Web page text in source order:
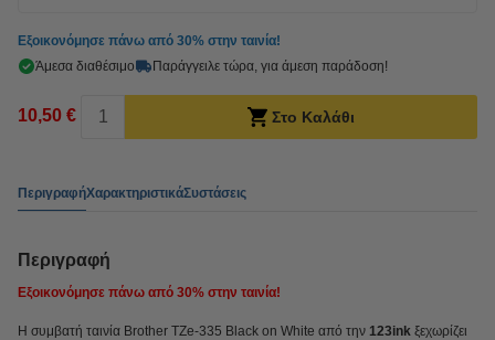
Εξοικονόμησε πάνω από 30% στην ταινία!
Άμεσα διαθέσιμο
Παράγγειλε τώρα, για άμεση παράδοση!
10,50 € Στο Καλάθι
ΠεριγραφήΧαρακτηριστικάΣυστάσεις
Περιγραφή
Εξοικονόμησε πάνω από 30% στην ταινία!
Η συμβατή ταινία Brother TZe-335 Black on White από την 123ink ξεχωρίζει